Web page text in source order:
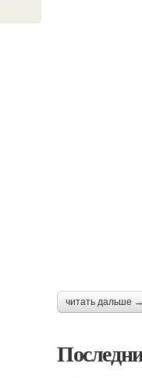
читать дальше →